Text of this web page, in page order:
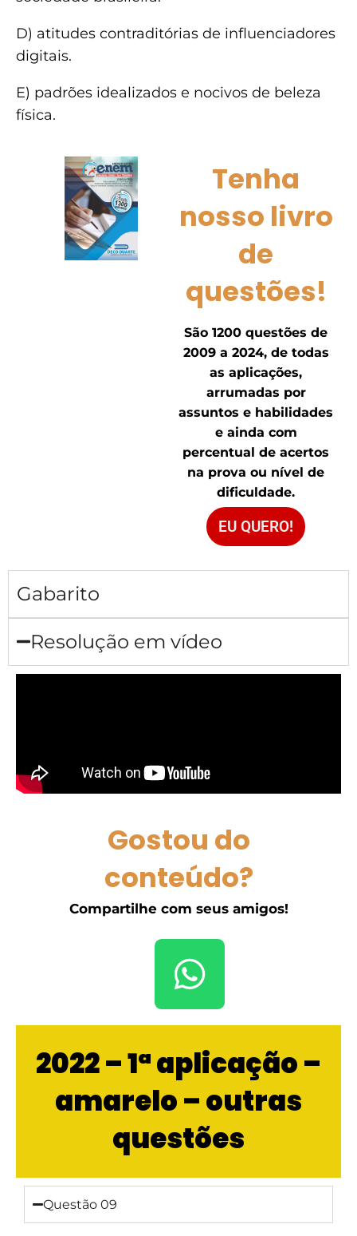
D) atitudes contraditórias de influenciadores
digitais.
E) padrões idealizados e nocivos de beleza
física.
Tenha
nosso livro
de
questões!
São 1200 questões de
2009 a 2024, de todas
as aplicações,
arrumadas por
assuntos e habilidades
e ainda com
percentual de acertos
na prova ou nível de
dificuldade.
EU QUERO!
Gabarito
Resolução em vídeo
Gostou do
conteúdo?
Compartilhe com seus amigos!
2022 – 1ª aplicação –
amarelo – outras
questões
Questão 09